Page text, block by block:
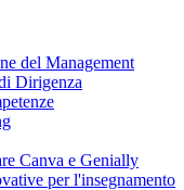
del Management
Dirigenza
Canva e Genially
per l'insegnamento